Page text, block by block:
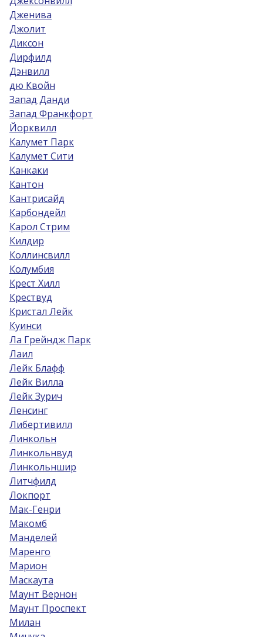
Дженива
Джолит
Диксон
Дирфилд
Дэнвилл
дю Квойн
Запад Данди
Запад Франкфорт
Йорквилл
Калумет Парк
Калумет Сити
Канкаки
Кантон
Кантрисайд
Карбондейл
Карол Стрим
Килдир
Коллинсвилл
Колумбия
Крест Хилл
Крествуд
Кристал Лейк
Куинси
Ла Грейндж Парк
Лаил
Лейк Блафф
Лейк Вилла
Лейк Зурич
Ленсинг
Либертивилл
Линкольн
Линкольнвуд
Линкольншир
Литчфилд
Локпорт
Мак-Генри
Макомб
Манделей
Маренго
Марион
Маскаута
Маунт Вернон
Маунт Проспект
Милан